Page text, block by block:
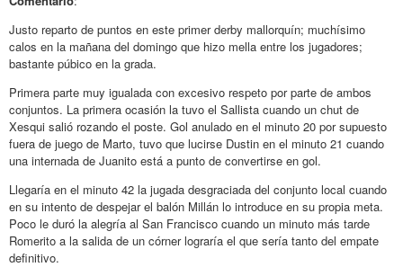
Justo reparto de puntos en este primer derby mallorquín; muchísimo
calos en la mañana del domingo que hizo mella entre los jugadores;
bastante púbico en la grada.
Primera parte muy igualada con excesivo respeto por parte de ambos
conjuntos. La primera ocasión la tuvo el Sallista cuando un chut de
Xesqui salió rozando el poste. Gol anulado en el minuto 20 por supuesto
fuera de juego de Marto, tuvo que lucirse Dustin en el minuto 21 cuando
una internada de Juanito está a punto de convertirse en gol.
Llegaría en el minuto 42 la jugada desgraciada del conjunto local cuando
en su intento de despejar el balón Millán lo introduce en su propia meta.
Poco le duró la alegría al San Francisco cuando un minuto más tarde
Romerito a la salida de un córner lograría el que sería tanto del empate
definitivo.